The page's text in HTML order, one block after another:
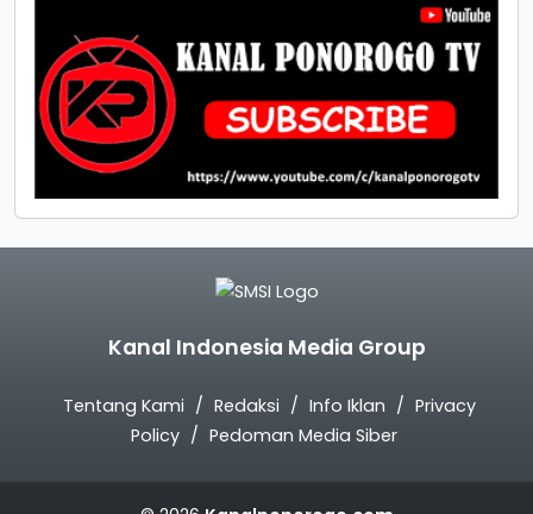
Kanal Indonesia Media Group
Tentang Kami Redaksi Info Iklan
Privacy
Policy
Pedoman Media Siber